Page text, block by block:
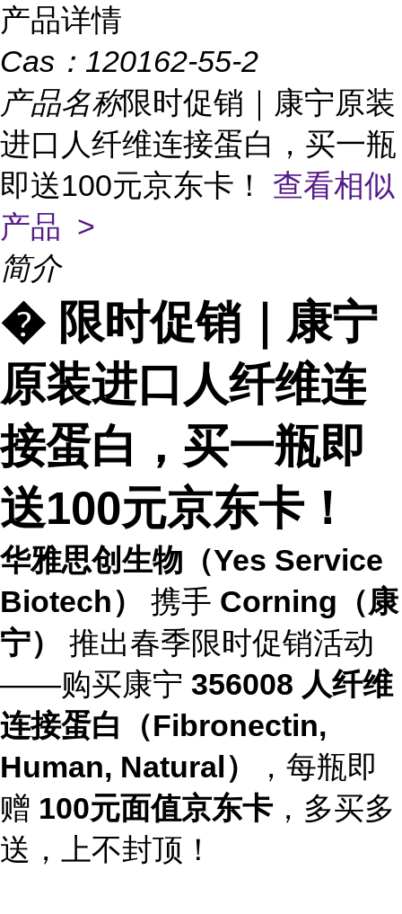
产品详情
Cas： 120162-55-2
产品名称限时促销｜康宁原装
进口人纤维连接蛋白，买一瓶
即送100元京东卡！ 查看相似
产品 >
简介
� 限时促销｜康宁
原装进口人纤维连
接蛋白，买一瓶即
送100元京东卡！
华雅思创生物（Yes Service
Biotech）
携手 Corning（康
宁）
推出春季限时促销活动
——购买康宁 356008 人纤维
连接蛋白（Fibronectin,
Human, Natural）
，每瓶即
赠 100元面值京东卡 ，多买多
送，上不封顶！